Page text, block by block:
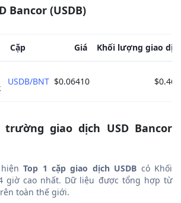
Bancor (USDB)
Cặp Giá Khối lượng giao
USDB/BNT $0.06410
giao dịch USD Bancor
hiệnTop 1 cặp giao dịch USDB có Khối
giờ cao nhất. Dữ liệu được tổng hợp từ
toàn thế giới.